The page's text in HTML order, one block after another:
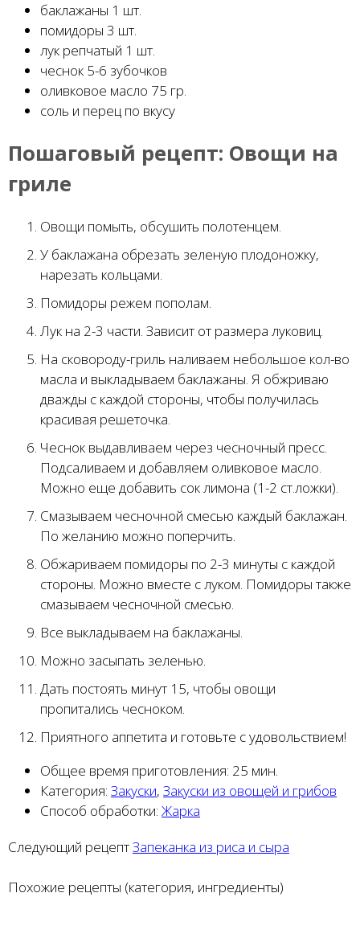
баклажаны 1 шт.
помидоры 3 шт.
лук репчатый 1 шт.
чеснок 5-6 зубочков
оливковое масло 75 гр.
соль и перец по вкусу
Пошаговый рецепт: Овощи на
гриле
Овощи помыть, обсушить полотенцем.
У баклажана обрезать зеленую плодоножку,
нарезать кольцами.
Помидоры режем пополам.
Лук на 2-3 части. Зависит от размера луковиц.
На сковороду-гриль наливаем небольшое кол-во
масла и выкладываем баклажаны. Я обжриваю
дважды с каждой стороны, чтобы получилась
красивая решеточка.
Чеснок выдавливаем через чесночный пресс.
Подсаливаем и добавляем оливковое масло.
Можно еще добавить сок лимона (1-2 ст.ложки).
Смазываем чесночной смесью каждый баклажан.
По желанию можно поперчить.
Обжариваем помидоры по 2-3 минуты с каждой
стороны. Можно вместе с луком. Помидоры также
смазываем чесночной смесью.
Все выкладываем на баклажаны.
Можно засыпать зеленью.
Дать постоять минут 15, чтобы овощи
пропитались чесноком.
Приятного аппетита и готовьте с удовольствием!
Общее время приготовления: 25 мин.
Категория: Закуски, Закуски из овощей и грибов
Способ обработки: Жарка
Следующий рецептЗапеканка из риса и сыра
Похожие рецепты (категория, ингредиенты)